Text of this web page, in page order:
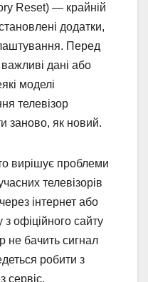
Reset) — крайній
додатки,
Перед
дані або
моделі
телевізор
заново, як новий.
вирішує проблеми
телевізорів
інтернет або
офіційного сайту
не бачить сигнал
робити з
сервіс.